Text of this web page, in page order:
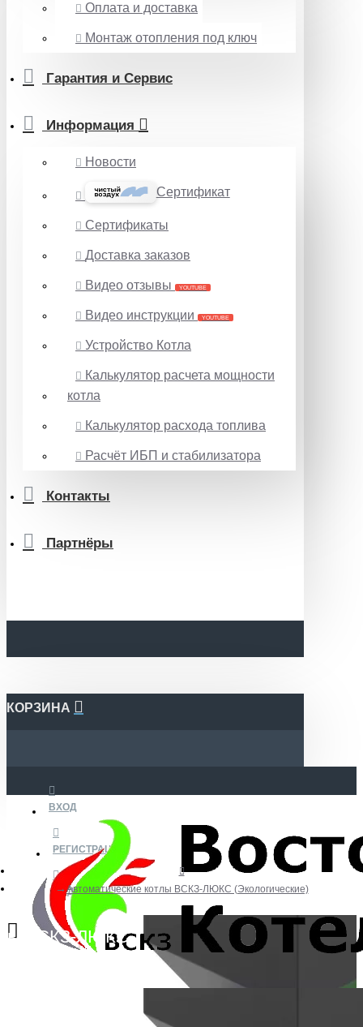
Оплата и доставка
Монтаж отопления под ключ
Гарантия и Сервис
Информация
Новости
Сертификат
Сертификаты
Доставка заказов
Видео отзывы YOUTUBE
Видео инструкции YOUTUBE
Устройство Котла
Калькулятор расчета мощности
котла
Калькулятор расхода топлива
Расчёт ИБП и стабилизатора
Контакты
Партнёры
КОРЗИНА
ВХОД
РЕГИСТРАЦИЯ
ВИДЕО
Автоматические котлы ВСКЗ-ЛЮКС (Экологические)
ВСКЗ-ЛЮКС